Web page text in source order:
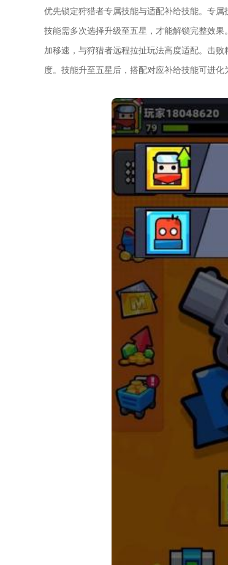
优先锁定狩猎者专属技能与适配补给技能。专
技能需多次选择升级至五星，才能解锁完整效
加移速，与狩猎者远程拉扯玩法高度适配。击
度。技能升至五星后，搭配对应补给技能可进化